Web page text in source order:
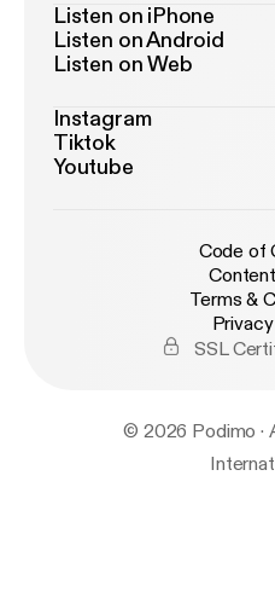
Listen on iPhone
Listen on Android
Listen on Web
Instagram
Tiktok
Youtube
Code of
Terms &
SSL
© 2026 Podimo ·